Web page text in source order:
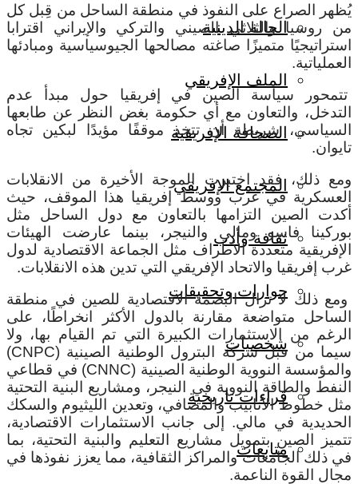
الحالة الدينية
الملف الإفريقي
الصحافة الإفريقية
المجتمع الإفريقي
ثقافة وأدب
حوارات وتحقيقات
شخصيات
قراءات تاريخية
متابعات
يُظهر الصراع على النفوذ في منطقة الساحل من قِبل كل
من روسيا والثلاثي الصيني والتركي والإيراني اقترابا
استراتيجيًا متميزًا صاغته مصالحها الجيوسياسية ومبادئها
العملياتية.
تتمحور سياسة الصين في إفريقيا حول مبدأ عدم
التدخل، والتعاون مع أي حكومة بغض النظر عن طابعها
السياسي، شريطة أن تتخذ موقفًا مؤيدًا لبكين تجاه
تايوان.
ومع ذلك، فقد اختبرت الموجة الأخيرة من الانقلابات
العسكرية في غرب ووسط إفريقيا هذا الموقف، حيث
أكدت الصين التزامها بالتعاون مع دول الساحل مثل
بوركينا فاسو ومالي والنيجر، بينما عارضت الهيئات
الإفريقية متعددة الأطراف مثل الجماعة الاقتصادية لدول
غرب إفريقيا والاتحاد الإفريقي التي تدين هذه الانقلابات.
ومع ذلك لا تزال البصمة الاقتصادية للصين في منطقة
الساحل متواضعة مقارنة بالدول الأكثر انخراطًا، على
الرغم من الاستثمارات الكبيرة التي تم القيام بها، ولا
سيما من قبل شركة البترول الوطنية الصينية (CNPC)
والمؤسسة النووية الوطنية الصينية (CNNC) في قطاعي
النفط والطاقة النووية في النيجر، ومشاريع البنية التحتية
مثل خطوط الأنابيب والمصافي، وتعدين الليثيوم والسكك
الحديدية في مالي. إلى جانب الاستثمارات الاقتصادية،
تتميز الصين بتمويل مشاريع التعليم والبنية التحتية، بما
في ذلك الجامعات والمراكز الثقافية، مما يعزز نفوذها في
مجال القوة الناعمة.